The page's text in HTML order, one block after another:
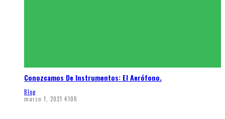
Conozcamos De Instrumentos: El Aerófono.
Blog
marzo 1, 2021 4106